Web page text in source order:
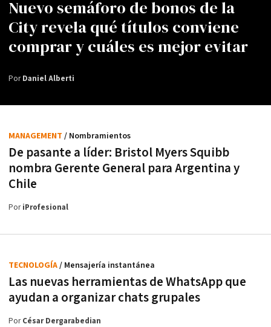
Nuevo semáforo de bonos de la
City revela qué títulos conviene
comprar y cuáles es mejor evitar
PorDaniel Alberti
De pasante a líder: Bristol Myers Squibb
nombra Gerente General para Argentina y
Chile
MANAGEMENT / Nombramientos
PoriProfesional
Las nuevas herramientas de WhatsApp que
ayudan a organizar chats grupales
TECNOLOGÍA/ Mensajería instantánea
PorCésar Dergarabedian